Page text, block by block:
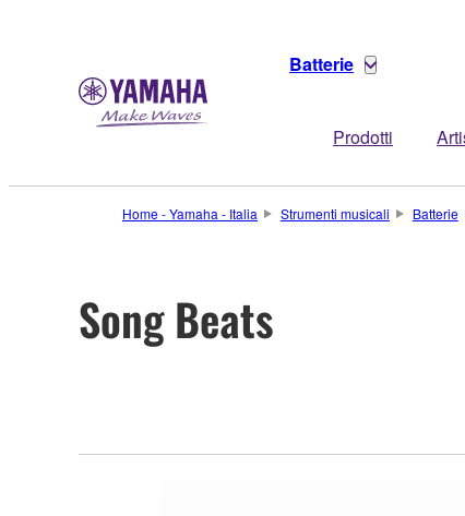
Batterie
Prodotti
Home - Yamaha - Italia Strumenti musicali Batterie
Song Beats